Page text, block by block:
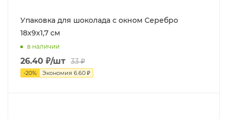
Упаковка для шоколада с окном Серебро
18х9х1,7 см
в наличии
26.40 ₽/шт 33₽
-20% Экономия 6.60 ₽